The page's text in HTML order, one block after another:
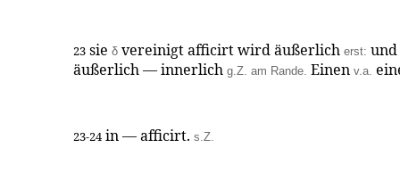
23 sie δ vereinigt afficirt wird äußerlich erst:
äußerlich — innerlich g.Z. am Rande. Einen v.a.
23-24 in — afficirt. s.Z.